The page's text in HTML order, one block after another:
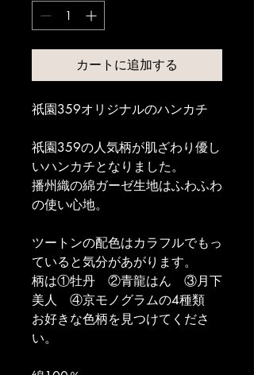
カートに追加する
祇園359オリジナルのハンカチ
祇園359の人気柄が肌ざわり優し
いハンカチとなりました。
播州織の綿ガーゼ生地はふわふわ
の使い心地。
ツートンの配色はカラフルでもっ
ていると気分があがります。
柄は①牡丹　②青龍はん　③月下
美人　④京モノグラムの4種類
お好きな色柄を見つけてくださ
い。